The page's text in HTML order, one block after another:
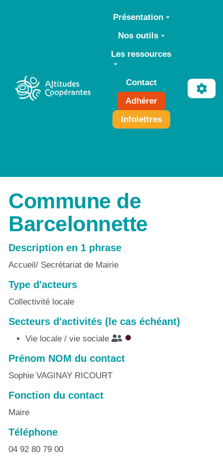
Aller au contenu principal
Présentation
Nos outils
Les ressources
Contact
Adhérer
Infolettres
Commune de
Barcelonnette
Description en 1 phrase
Accueil/ Secrétariat de Mairie
Type d'acteurs
Collectivité locale
Secteurs d'activités (le cas échéant)
Vie locale / vie sociale
Prénom NOM du contact
Sophie VAGINAY RICOURT
Fonction du contact
Maire
Téléphone
04 92 80 79 00